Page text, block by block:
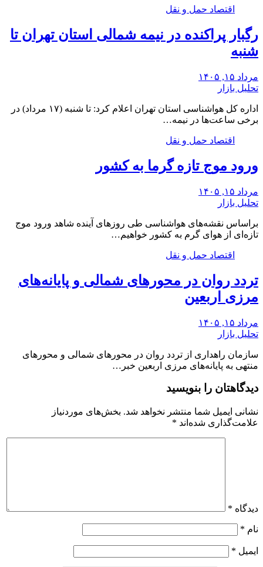
اقتصاد حمل و نقل
رگبار پراکنده در نیمه شمالی استان تهران تا
شنبه
مرداد ۱۵, ۱۴۰۵
تحلیل بازار
اداره کل هواشناسی استان تهران اعلام کرد: تا شنبه (۱۷ مرداد) در
برخی ساعت‌ها در نیمه…
اقتصاد حمل و نقل
ورود موج تازه گرما به کشور
مرداد ۱۵, ۱۴۰۵
تحلیل بازار
براساس نقشه‌های هواشناسی طی روزهای آینده شاهد ورود موج
تازه‌ای از هوای گرم به کشور خواهیم…
اقتصاد حمل و نقل
تردد روان در محورهای شمالی و پایانه‌های
مرزی اربعین
مرداد ۱۵, ۱۴۰۵
تحلیل بازار
سازمان راهداری از تردد روان در محورهای شمالی و محورهای
منتهی به پایانه‌های مرزی اربعین خبر…
دیدگاهتان را بنویسید
نشانی ایمیل شما منتشر نخواهد شد. بخش‌های موردنیاز
علامت‌گذاری شده‌اند *
دیدگاه *
نام *
ایمیل *